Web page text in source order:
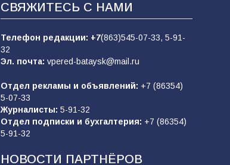
СВЯЖИТЕСЬ С НАМИ
Телефон редакции: +7(863)545-07-33, 5-91-
32
Эл. почта: vpered-bataysk@mail.ru
Отдел рекламы и объявлений: +7 (86354)
5-07-33
Журналисты: 5-91-32
Отдел подписки и бухгалтерия: +7 (86354)
5-91-32
НОВОСТИ ПАРТНЁРОВ